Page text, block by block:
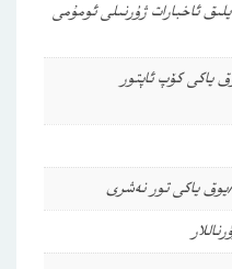
ئاخبارات ژۇرنىلى ئومۇمى
ياكى كۆپ ئاپتور
يوق ياكى تور نەشرى